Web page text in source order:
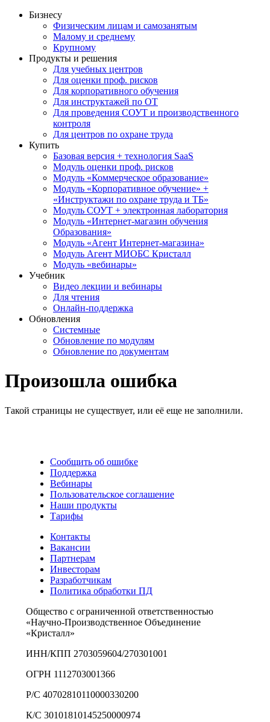
Бизнесу
Физическим лицам и самозанятым
Малому и среднему
Крупному
Продукты и решения
Для учебных центров
Для оценки проф. рисков
Для корпоративного обучения
Для инструктажей по ОТ
Для проведения СОУТ и производственного
контроля
Для центров по охране труда
Купить
Базовая версия + технология SaaS
Модуль оценки проф. рисков
Модуль «Коммерческое образование»
Модуль «Корпоративное обучение» +
«Инструктажи по охране труда и ТБ»
Модуль СОУТ + электронная лаборатория
Модуль «Интернет-магазин обучения
Образования»
Модуль «Агент Интернет-магазина»
Модуль Агент МИОБС Кристалл
Модуль «вебинары»
Учебник
Видео лекции и вебинары
Для чтения
Онлайн-поддержка
Обновления
Системные
Обновление по модулям
Обновление по документам
Произошла ошибка
Такой страницы не существует, или её еще не заполнили.
Сообщить об ошибке
Поддержка
Вебинары
Пользовательское соглашение
Наши продукты
Тарифы
Контакты
Вакансии
Партнерам
Инвесторам
Разработчикам
Политика обработки ПД
Общество с ограниченной ответственностью
«Научно-Производственное Объединение
«Кристалл»
ИНН/КПП 2703059604/270301001
ОГРН 1112703001366
Р/С 40702810110000330200
К/С 30101810145250000974